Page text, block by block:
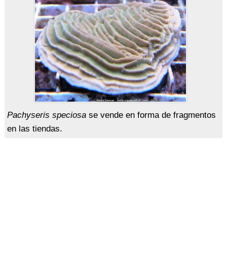
Pachyseris speciosase vende en forma de fragmentos
en las tiendas.